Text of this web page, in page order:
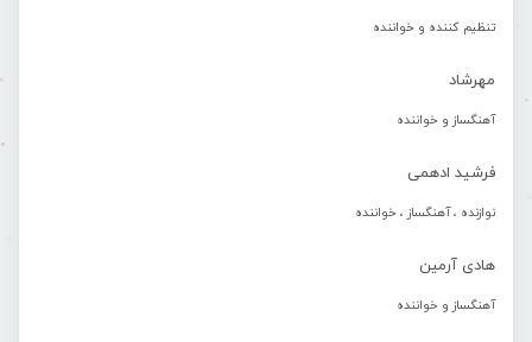
تنظیم کننده و خواننده
مهرشاد
آهنگساز و خواننده
فرشید ادهمی
نوازنده ، آهنگساز ، خواننده
هادی آرمین
آهنگساز و خواننده